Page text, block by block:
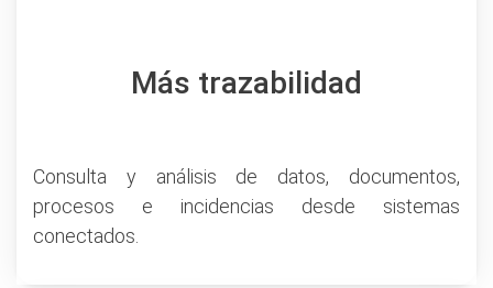
Más trazabilidad
Consulta y análisis de datos, documentos,
procesos e incidencias desde sistemas
conectados.